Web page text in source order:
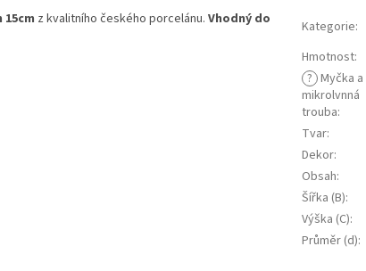
z kvalitního českého porcelánu. Vhodný do
Kategorie:
Hmotnost:
? Myčka a
mikrolvnná
trouba:
Tvar:
Dekor:
Obsah:
Šířka (B):
Výška (C):
Průměr (d):